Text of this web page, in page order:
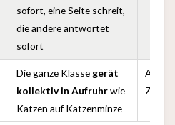
sofort, eine Seite schreit,
die andere antwortet
sofort
Die ganze Klasse gerät
kollektiv in Aufruhrwie
Katzen auf Katzenminze
Am